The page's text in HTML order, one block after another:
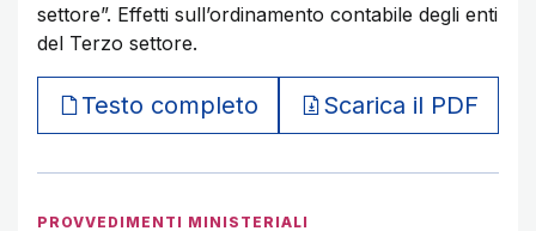
settore”. Effetti sull’ordinamento contabile degli enti
del Terzo settore.
Testo completo Scarica il PDF
PROVVEDIMENTI MINISTERIALI